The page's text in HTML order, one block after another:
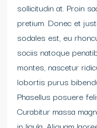
sollicitudin at. Proin
pretium. Donec et
sodales est, eu
sociis natoque
montes, nascetur
lobortis purus
Phasellus posuere
Curabitur massa